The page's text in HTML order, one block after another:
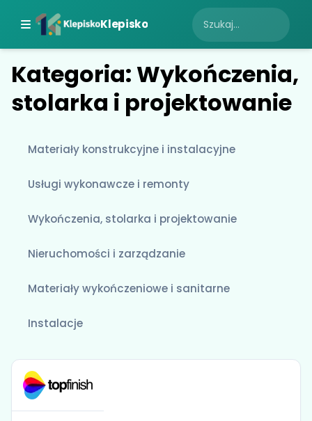
Klepisko
Kategoria: Wykończenia,
stolarka i projektowanie
Materiały konstrukcyjne i instalacyjne
Usługi wykonawcze i remonty
Wykończenia, stolarka i projektowanie
Nieruchomości i zarządzanie
Materiały wykończeniowe i sanitarne
Instalacje